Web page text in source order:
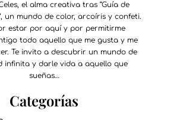
el alma creativa tras “Guía de
un mundo de color, arcoíris y confeti.
estar por aquí y por permitirme
todo aquello que me gusta y me
Te invito a descubrir un mundo de
infinita y darle vida a aquello que
sueñas…
Categorías